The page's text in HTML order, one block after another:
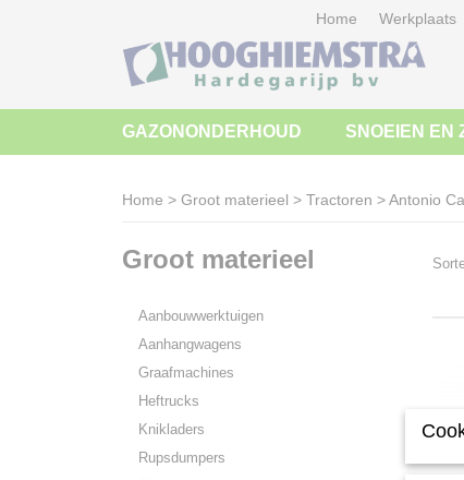
Home Werkplaats
GAZONONDERHOUD SNOEIEN EN
Home > Groot materieel > Tractoren >Antonio
Groot materieel
Aanbouwwerktuigen
Aanhangwagens
Graafmachines
Heftrucks
Knikladers
Rupsdumpers